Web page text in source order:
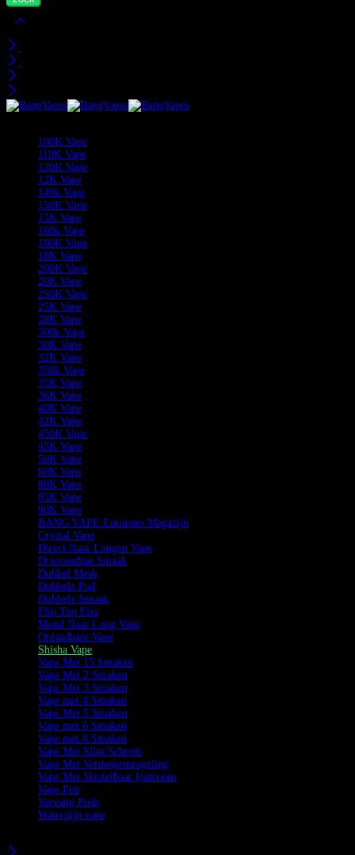
100K Vape
110K Vape
120K Vape
12K Vape
140k Vape
150K Vape
15K Vape
160k Vape
180K Vape
18K Vape
200K Vape
20K Vape
250K Vape
25K Vape
28K Vape
300k Vape
30K Vape
32K Vape
350k Vape
35K Vape
36K Vape
40K Vape
42K Vape
450K Vape
45K Vape
50K Vape
60K Vape
80K Vape
85K Vape
90K Vape
BANG VAPE Europees Magazijn
Crystal Vape
Direct Naar Longen Vape
Drievoudige Smaak
Dubbel Mesh
Dubbele Pod
Dubbele Smaak
Flip Top Fles
Mond Naar Long Vape
Oplaadbare Vape
Shisha Vape
Vape Met 15 Smaken
Vape Met 2 Smaken
Vape Met 3 Smaken
Vape met 4 Smaken
Vape Met 5 Smaken
Vape met 6 Smaken
Vape met 8 Smaken
Vape Met Slim Scherm
Vape Met Vermogensregeling
Vape Met Verstelbaar Ijsniveau
Vape Pen
Vervang Pods
Waterpijp vape